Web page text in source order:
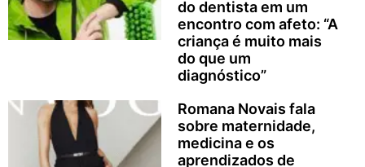
do dentista em um
encontro com afeto: “A
criança é muito mais
do que um
diagnóstico”
Romana Novais fala
sobre maternidade,
medicina e os
aprendizados de